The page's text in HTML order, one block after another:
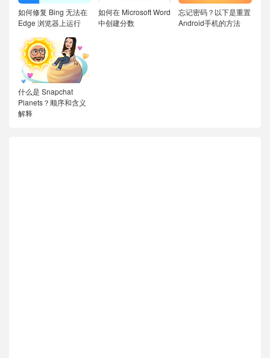
如何修复 Bing 无法在
Edge 浏览器上运行
如何在 Microsoft Word
中创建分数
忘记密码？以下是重置
Android手机的方法
什么是 Snapchat
Planets？顺序和含义
解释